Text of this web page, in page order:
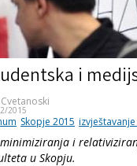
i
2015
Skopje 2015
i
u Skopju.